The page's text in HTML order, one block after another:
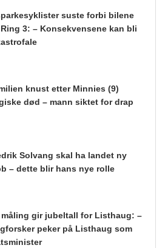
suste forbi bilene
3: – Konsekvensene kan bli
knust etter Minnies (9)
død – mann siktet for drap
Solvang skal ha landet ny
– dette blir hans nye rolle
måling gir jubeltall for Listhaug: –
peker på Listhaug som